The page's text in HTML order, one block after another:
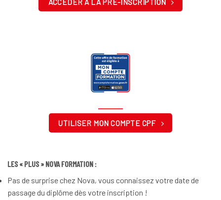
UTILISER MON COMPTE CPF
LES « PLUS » NOVA FORMATION :
Pas de surprise chez Nova, vous connaissez votre date de
passage du diplôme dès votre inscription !